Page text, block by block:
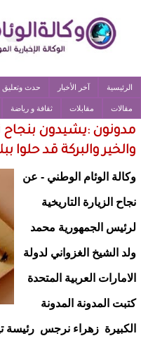
الرئيسية آخر الأخبار حدث وتعليق
مقالات مقابلات ثقافة و رياضة
مدونون :يشيدون بنجاح
والخير والبركة قد حلوا
وكالة الوئام الوطني - عن
نجاح الزيارة التاريخية
لرئيس الجمهورية محمد
ولد الشيخ الغزواني لدولة
الامارات العربية المتحدة
كتبت المدونة المدونة
الكبيرة زهراء نرجس رئيسة